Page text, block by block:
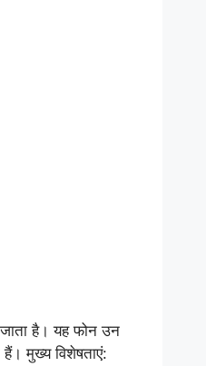
है। यह फोन उन
हैं। मुख्य विशेषताएं: